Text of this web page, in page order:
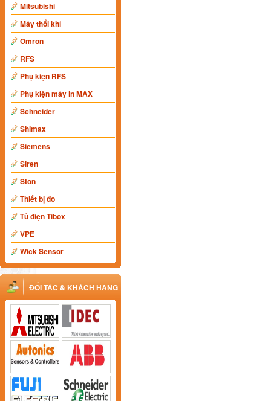
Mitsubishi
Máy thổi khí
Omron
RFS
Phụ kiện RFS
Phụ kiện máy in MAX
Schneider
Shimax
Siemens
Siren
Ston
Thiết bị đo
Tủ điện Tibox
VPE
Wick Sensor
ĐỐI TÁC & KHÁCH HÀNG